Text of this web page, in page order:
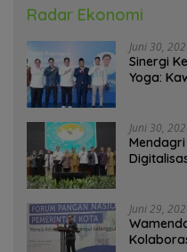
Radar Ekonomi
Juni 30,
Sinergi
Yoga:
Juni 30,
Juni 29,